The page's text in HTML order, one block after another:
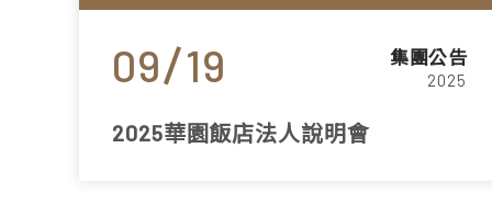
09 19 集團公告
2025
2025華園飯店法人說明會